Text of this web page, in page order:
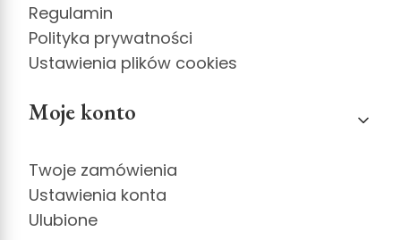
Regulamin
Polityka prywatności
Ustawienia plików cookies
Moje konto
Twoje zamówienia
Ustawienia konta
Ulubione